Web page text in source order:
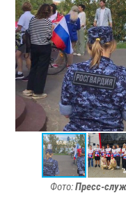
Фото:Пресс-